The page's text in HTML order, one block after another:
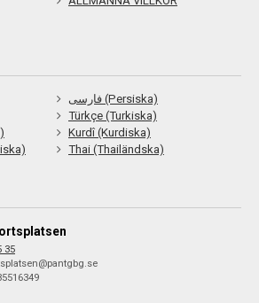
فارسی (Persiska)
Türkçe (Turkiska)
Kurdî (Kurdiska)
Thai (Thailändska)
35